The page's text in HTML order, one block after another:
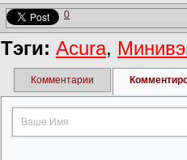
0
Тэги: Acura,
Комментарии